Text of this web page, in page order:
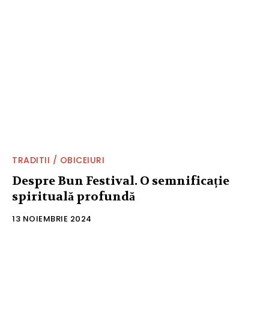
TRADITII / OBICEIURI
Despre Bun Festival. O semnificație
spirituală profundă
13 NOIEMBRIE 2024